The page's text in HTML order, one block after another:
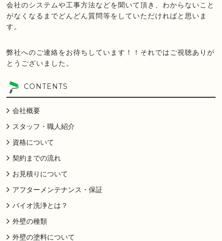
会社のシステムや工事方法などを聞いて頂き、わからないこと
がなくなるまでどんどん質問等をしていただければと思いま
す。
弊社へのご連絡をお待ちしています！！それではご視聴ありが
とうございました。
CONTENTS
会社概要
スタッフ・職人紹介
資格について
契約までの流れ
お見積りについて
アフターメンテナンス・保証
バイオ洗浄とは？
外壁の種類
外壁の塗料について